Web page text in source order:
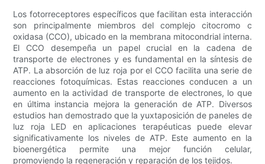
Los fotorreceptores específicos que facilitan esta interacción
son principalmente miembros del complejo citocromo c
oxidasa (CCO), ubicado en la membrana mitocondrial interna.
El CCO desempeña un papel crucial en la cadena de
transporte de electrones y es fundamental en la síntesis de
ATP. La absorción de luz roja por el CCO facilita una serie de
reacciones fotoquímicas. Estas reacciones conducen a un
aumento en la actividad de transporte de electrones, lo que
en última instancia mejora la generación de ATP. Diversos
estudios han demostrado que la yuxtaposición de paneles de
luz roja LED en aplicaciones terapéuticas puede elevar
significativamente los niveles de ATP. Este aumento en la
bioenergética permite una mejor función celular,
promoviendo la regeneración y reparación de los tejidos.